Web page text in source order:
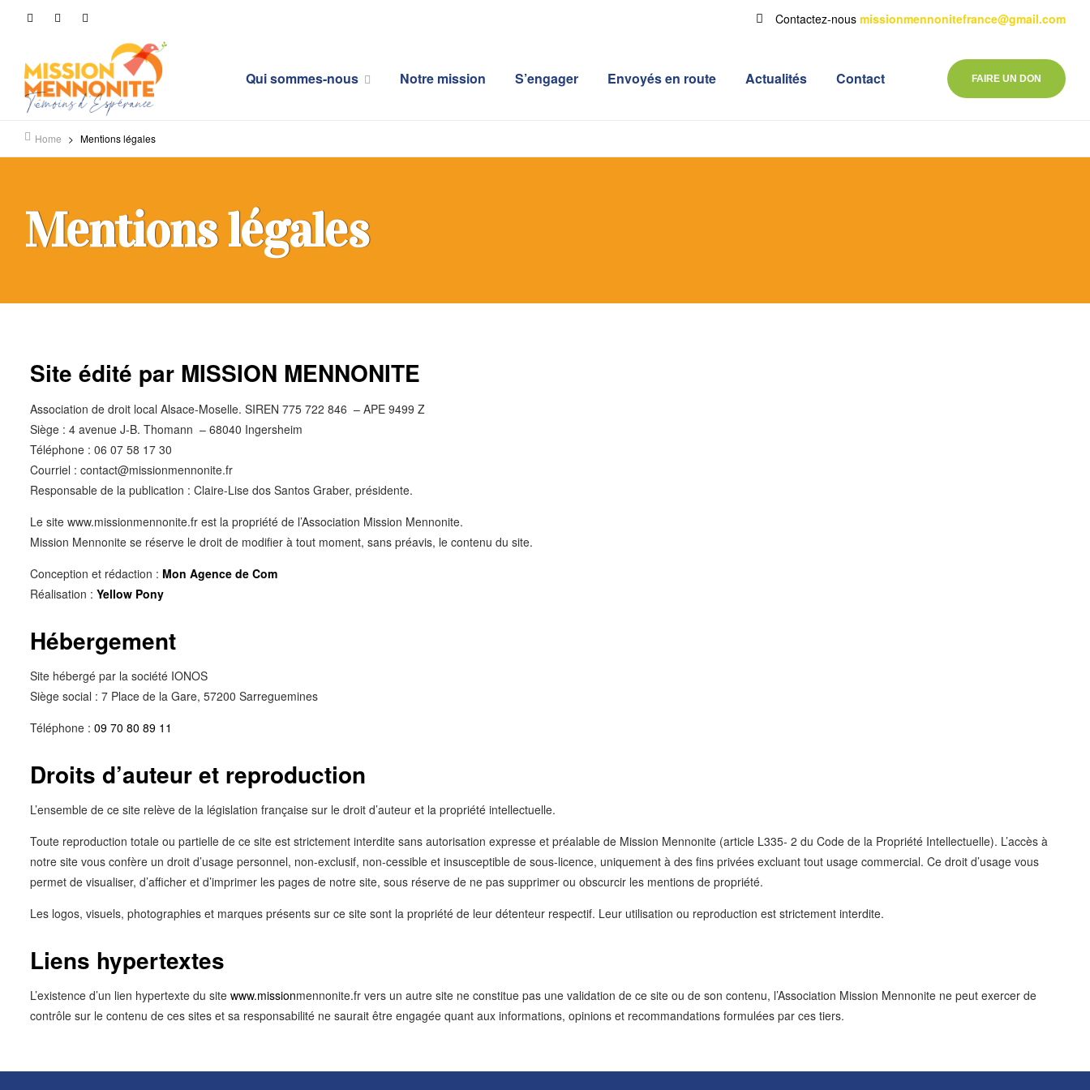
Contactez-nous missionmennonitefrance@gmail.com
Qui sommes-nous Notre mission S’engager Envoyés en route Actualités Contact FAIRE UN DON
Home > Mentions légales
Mentions légales
Site édité par MISSION MENNONITE
Association de droit local Alsace-Moselle. SIREN 775 722 846 – APE 9499 Z
Siège : 4 avenue J-B. Thomann – 68040 Ingersheim
Téléphone : 06 07 58 17 30
Courriel : contact@missionmennonite.fr
Responsable de la publication : Claire-Lise dos Santos Graber, présidente.
Le site www.missionmennonite.fr est la propriété de l’Association Mission Mennonite.
Mission Mennonite se réserve le droit de modifier à tout moment, sans préavis, le contenu du site.
Conception et rédaction : Mon Agence de Com
Réalisation : Yellow Pony
Hébergement
Site hébergé par la société IONOS
Siège social : 7 Place de la Gare, 57200 Sarreguemines
Téléphone : 09 70 80 89 11
Droits d’auteur et reproduction
L’ensemble de ce site relève de la législation française sur le droit d’auteur et la propriété intellectuelle.
Toute reproduction totale ou partielle de ce site est strictement interdite sans autorisation expresse et préalable de Mission Mennonite (article L335- 2 du Code de la Propriété Intellectuelle). L’accès à
notre site vous confère un droit d’usage personnel, non-exclusif, non-cessible et insusceptible de sous-licence, uniquement à des fins privées excluant tout usage commercial. Ce droit d’usage vous
permet de visualiser, d’afficher et d’imprimer les pages de notre site, sous réserve de ne pas supprimer ou obscurcir les mentions de propriété.
Les logos, visuels, photographies et marques présents sur ce site sont la propriété de leur détenteur respectif. Leur utilisation ou reproduction est strictement interdite.
Liens hypertextes
L’existence d’un lien hypertexte du site www.missionmennonite.fr vers un autre site ne constitue pas une validation de ce site ou de son contenu, l’Association Mission Mennonite ne peut exercer de
contrôle sur le contenu de ces sites et sa responsabilité ne saurait être engagée quant aux informations, opinions et recommandations formulées par ces tiers.